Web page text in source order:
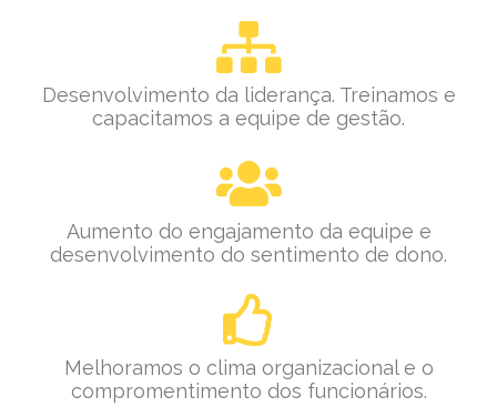
Desenvolvimento da liderança. Treinamos e
capacitamos a equipe de gestão.
Aumento do engajamento da equipe e
desenvolvimento do sentimento de dono.
Melhoramos o clima organizacional e o
compromentimento dos funcionários.